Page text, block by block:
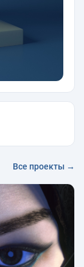
Все проекты →